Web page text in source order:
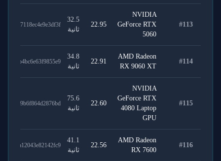
#113
NVIDIA
GeForce RTX
5060
22.95
32.5
ثانية
6ed2d7118ec4e9e3df3f
#114
AMD Radeon
RX 9060 XT
22.91
34.8
ثانية
f4814b4bc6e63f9855e9
#115
NVIDIA
GeForce RTX
4080 Laptop
GPU
22.60
75.6
ثانية
2f1bec9b6f864d2876bd
#116
AMD Radeon
RX 7600
22.56
41.1
ثانية
772e9a12043e82142fc9